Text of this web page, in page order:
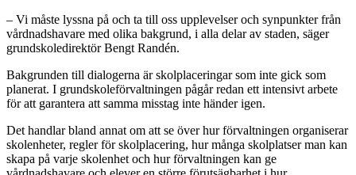
– Vi måste lyssna på och ta till oss upplevelser och synpunkter från
vårdnadshavare med olika bakgrund, i alla delar av staden, säger
grundskoledirektör Bengt Randén.
Bakgrunden till dialogerna är skolplaceringar som inte gick som
planerat. I grundskoleförvaltningen pågår redan ett intensivt arbete
för att garantera att samma misstag inte händer igen.
Det handlar bland annat om att se över hur förvaltningen organiserar
skolenheter, regler för skolplacering, hur många skolplatser man kan
skapa på varje skolenhet och hur förvaltningen kan ge